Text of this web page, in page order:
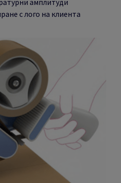
амплитуди
с лого на клиента